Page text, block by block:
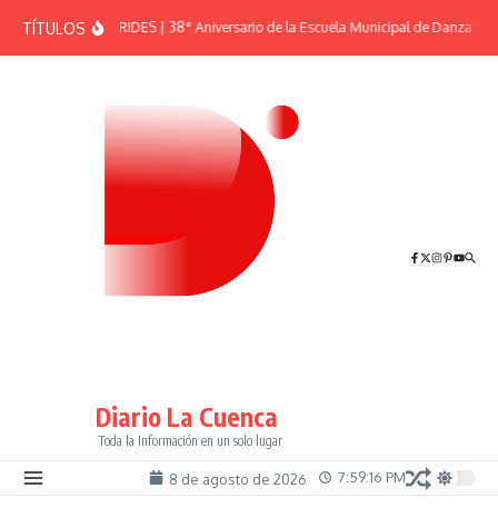
TÍTULOSEFEMÉRIDES | 38° Aniversario de la Escuela Municipal de Danzas “El
Diario La Cuenca
Toda la Información en un solo lugar
8 de agosto de 2026 7:59:17 PM